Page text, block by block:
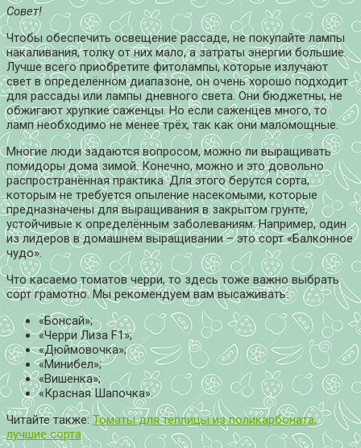
Совет!
Чтобы обеспечить освещение рассаде, не покупайте лампы
накаливания, толку от них мало, а затраты энергии большие.
Лучше всего приобретите фитолампы, которые излучают
свет в определённом диапазоне, он очень хорошо подходит
для рассады или лампы дневного света. Они бюджетны, не
обжигают хрупкие саженцы. Но если саженцев много, то
ламп необходимо не менее трёх, так как они маломощные.
Многие люди задаются вопросом, можно ли выращивать
помидоры дома зимой. Конечно, можно и это довольно
распространённая практика. Для этого берутся сорта,
которым не требуется опыление насекомыми, которые
предназначены для выращивания в закрытом грунте,
устойчивые к определённым заболеваниям. Например, один
из лидеров в домашнем выращивании – это сорт «Балконное
чудо».
Что касаемо томатов черри, то здесь тоже важно выбрать
сорт грамотно. Мы рекомендуем вам высаживать:
«Бонсай»;
«Черри Лиза F1»;
«Дюймовочка»;
«Минибел»;
«Вишенка»;
«Красная Шапочка».
Читайте также: Томаты для теплицы из поликарбоната,
лучшие сорта